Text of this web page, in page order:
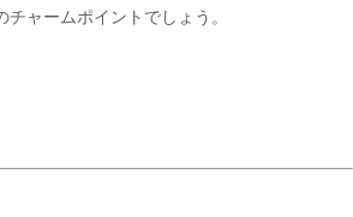
ャームポイントでしょう。